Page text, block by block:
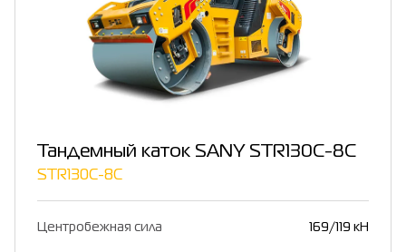
Тандемный каток SANY STR130C-8C
STR130C-8C
Центробежная сила 169/119 кН